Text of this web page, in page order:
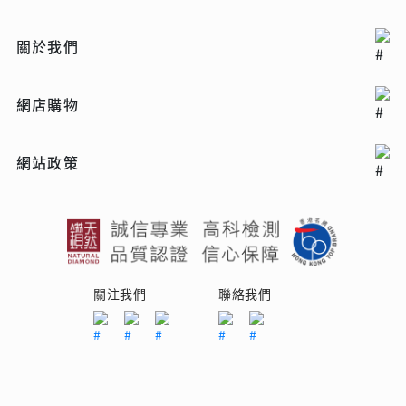
關於我們
網店購物
網站政策
關注我們 聯絡我們